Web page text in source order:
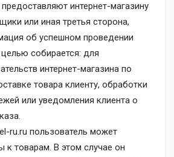
интернет-магазину
или иная третья сторона,
об успешном проведении
собирается: для
интернет-магазина по
товара клиенту, обработки
или уведомления клиента о
ru.ru пользователь может
к товарам. В этом случае он